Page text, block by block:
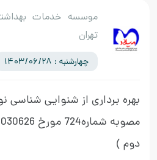
موسسه خدمات
تهران
چهارشنبه : 1403/06/28
بهره برداری از شنوایی شناسی
مصوبه شماره724 مورخ 14030626 هیئت مدیره
دوم )